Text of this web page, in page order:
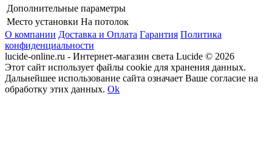
Дополнительные параметры
Место установки На потолок
О компании Доставка и Оплата Гарантия Политика
конфиденциальности
lucide-online.ru - Интернет-магазин света Lucide © 2026
Этот сайт использует файлы cookie для хранения данных.
Дальнейшее использование сайта означает Ваше согласие на
обработку этих данных. Ok